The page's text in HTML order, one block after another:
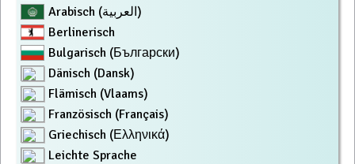
Arabisch (العربية)
Berlinerisch
Bulgarisch (Български)
Dänisch (Dansk)
Flämisch (Vlaams)
Französisch (Français)
Griechisch (Ελληνικά)
Leichte Sprache